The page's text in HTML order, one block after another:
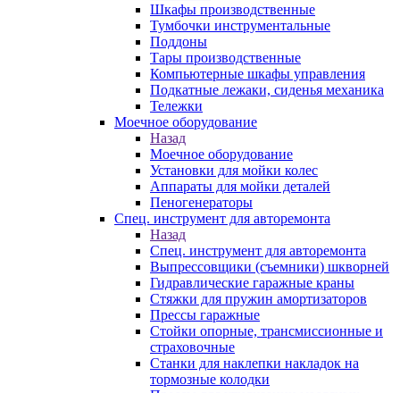
Шкафы производственные
Тумбочки инструментальные
Поддоны
Тары производственные
Компьютерные шкафы управления
Подкатные лежаки, сиденья механика
Тележки
Моечное оборудование
Назад
Моечное оборудование
Установки для мойки колес
Аппараты для мойки деталей
Пеногенераторы
Спец. инструмент для авторемонта
Назад
Спец. инструмент для авторемонта
Выпрессовщики (съемники) шкворней
Гидравлические гаражные краны
Стяжки для пружин амортизаторов
Прессы гаражные
Стойки опорные, трансмиссионные и
страховочные
Станки для наклепки накладок на
тормозные колодки